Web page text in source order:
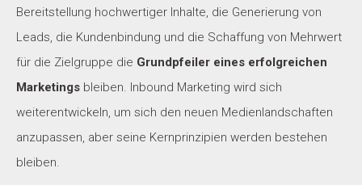
Bereitstellung hochwertiger Inhalte, die Generierung von
Leads, die Kundenbindung und die Schaffung von Mehrwert
für die Zielgruppe die Grundpfeiler eines erfolgreichen
Marketings bleiben. Inbound Marketing wird sich
weiterentwickeln, um sich den neuen Medienlandschaften
anzupassen, aber seine Kernprinzipien werden bestehen
bleiben.